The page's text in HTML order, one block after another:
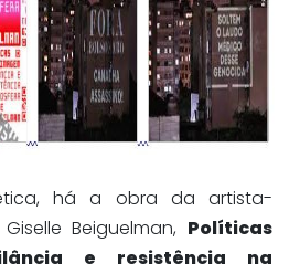
há a obra da artista-
Beiguelman, Políticas
e resistência na